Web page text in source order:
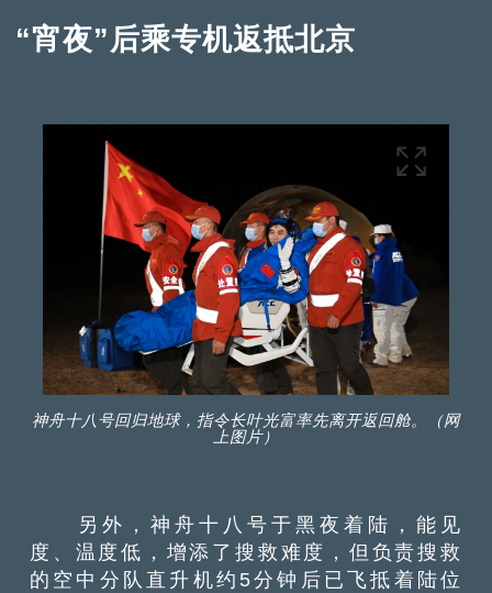
“宵夜”后乘专机返抵北京
神舟十八号回归地球，指令长叶光富率先离开返回舱。（网
上图片）
另外，神舟十八号于黑夜着陆，能见
度、温度低，增添了搜救难度，但负责搜救
的空中分队直升机约5分钟后已飞抵着陆位